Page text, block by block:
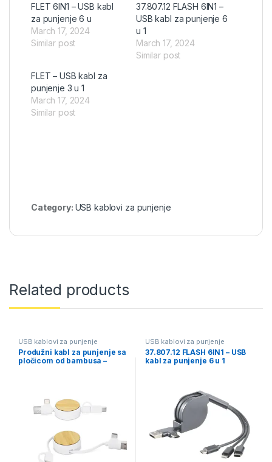
FLET 6IN1 – USB kabl
za punjenje 6 u
March 17, 2024
Similar post
37.807.12 FLASH 6IN1 –
USB kabl za punjenje 6
u 1
March 17, 2024
Similar post
FLET – USB kabl za
punjenje 3 u 1
March 17, 2024
Similar post
Category: USB kablovi za punjenje
Related products
USB kablovi za punjenje
Produžni kabl za punjenje sa
pločicom od bambusa –
USB kablovi za punjenje
37.807.12 FLASH 6IN1 – USB
kabl za punjenje 6 u 1